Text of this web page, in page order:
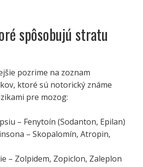
spôsobujú stratu
pozrime na zoznam
ktoré sú notorický známe
pre mozog:
– Fenytoín (Sodanton, Epilan)
– Skopalomín, Atropin,
– Zolpidem, Zopiclon, Zaleplon